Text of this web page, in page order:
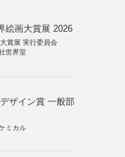
絵画大賞展 2026
賞展 実行委員会
世界堂
ザイン賞 一般部
ミカル